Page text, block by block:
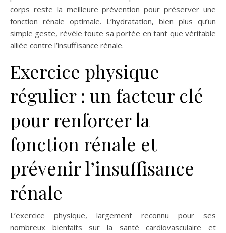
corps reste la meilleure prévention pour préserver une
fonction rénale optimale. L’hydratation, bien plus qu’un
simple geste, révèle toute sa portée en tant que véritable
alliée contre l’insuffisance rénale.
Exercice physique
régulier : un facteur clé
pour renforcer la
fonction rénale et
prévenir l’insuffisance
rénale
L’exercice physique, largement reconnu pour ses
nombreux bienfaits sur la santé cardiovasculaire et